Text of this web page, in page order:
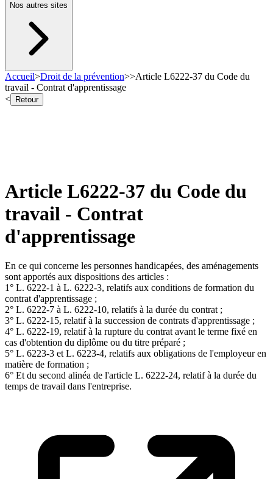
Nos autres sites
Accueil>Droit de la prévention>>Article L6222-37 du Code du
travail - Contrat d'apprentissage
<
Retour
Article L6222-37 du Code du
travail - Contrat
d'apprentissage
En ce qui concerne les personnes handicapées, des aménagements
sont apportés aux dispositions des articles :
1° L. 6222-1 à L. 6222-3, relatifs aux conditions de formation du
contrat d'apprentissage ;
2° L. 6222-7 à L. 6222-10, relatifs à la durée du contrat ;
3° L. 6222-15, relatif à la succession de contrats d'apprentissage ;
4° L. 6222-19, relatif à la rupture du contrat avant le terme fixé en
cas d'obtention du diplôme ou du titre préparé ;
5° L. 6223-3 et L. 6223-4, relatifs aux obligations de l'employeur en
matière de formation ;
6° Et du second alinéa de l'article L. 6222-24, relatif à la durée du
temps de travail dans l'entreprise.